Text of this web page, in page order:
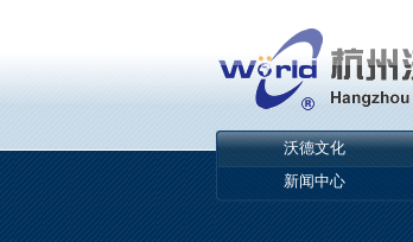
沃德文化
新闻中心